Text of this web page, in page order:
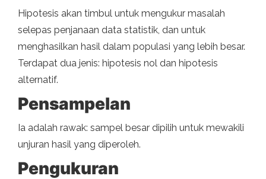
Hipotesis akan timbul untuk mengukur masalah
selepas penjanaan data statistik, dan untuk
menghasilkan hasil dalam populasi yang lebih besar.
Terdapat dua jenis: hipotesis nol dan hipotesis
alternatif.
Pensampelan
Ia adalah rawak: sampel besar dipilih untuk mewakili
unjuran hasil yang diperoleh.
Pengukuran